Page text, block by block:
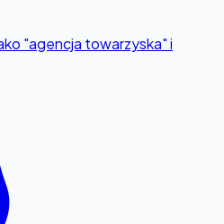
"agencja towarzyska" i